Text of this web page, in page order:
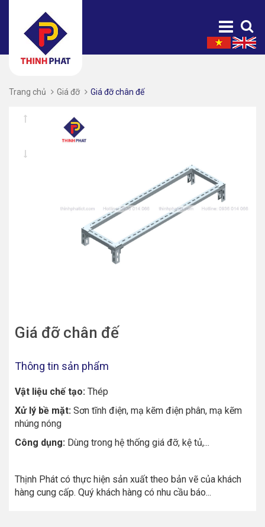
Trang chủ Giá đỡ Giá đỡ chân đế
Giá đỡ chân đế
Thông tin sản phẩm
Vật liệu chế tạo: Thép
Xử lý bề mặt: Sơn tĩnh điện, mạ kẽm điện phân, mạ kẽm
nhúng nóng
Công dụng: Dùng trong hệ thống giá đỡ, kệ tủ,...
Thịnh Phát có thực hiện sản xuất theo bản vẽ của khách
hàng cung cấp. Quý khách hàng có nhu cầu báo...